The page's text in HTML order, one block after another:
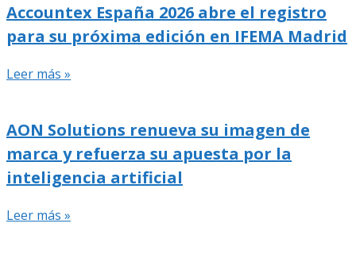
Accountex España 2026 abre el registro
para su próxima edición en IFEMA Madrid
Leer más »
AON Solutions renueva su imagen de
marca y refuerza su apuesta por la
inteligencia artificial
Leer más »